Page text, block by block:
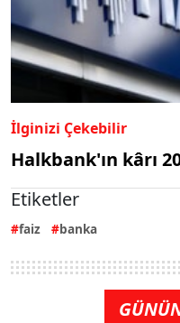
İlginizi Çekebilir
Halkbank'ın kârı
Etiketler
faiz banka